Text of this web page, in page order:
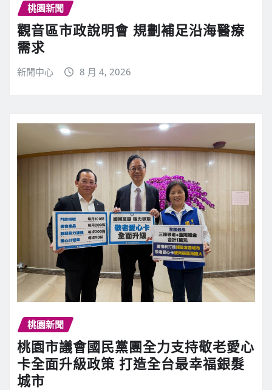
桃園新聞
觀音區市政說明會 規劃補足沿海醫療
需求
新聞中心 8 月 4, 2026
桃園新聞
桃園市議會國民黨團全力支持敬老愛心
卡全面升級政策 打造全台最幸福銀髮
城市